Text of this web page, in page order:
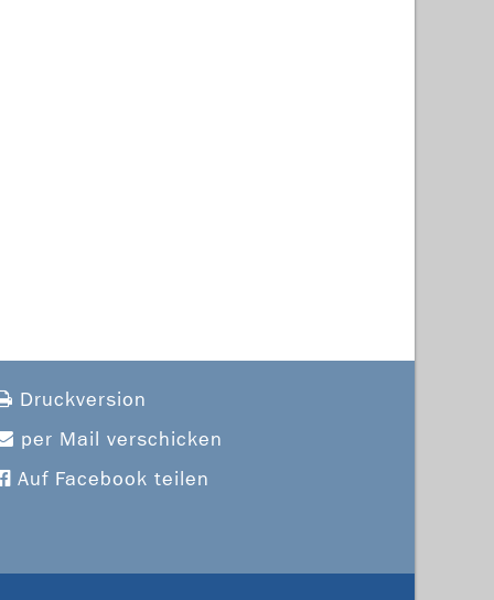
Druckversion
per Mail verschicken
Auf Facebook teilen